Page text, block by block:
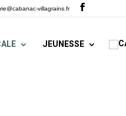
villagrains.fr
JEUNESSE